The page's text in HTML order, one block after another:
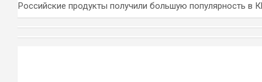
Российские продукты получили большую популярность в